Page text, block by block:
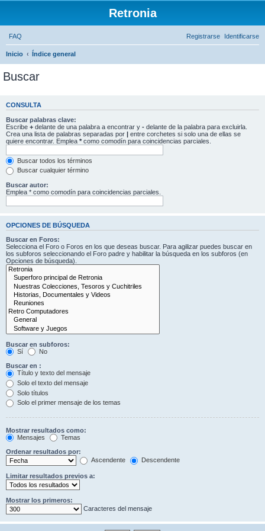
Retronia
FAQ Identificarse
Registrarse
Inicio Índice general
Buscar
CONSULTA
Buscar palabras clave:
Escribe + delante de una palabra a encontrar y - delante de la palabra para excluirla.
Crea una lista de palabras separadas por | entre corchetes si solo una de ellas se
quiere encontrar. Emplea * como comodín para coincidencias parciales.
Buscar todos los términos
Buscar cualquier término
Buscar autor:
Emplea * como comodín para coincidencias parciales.
OPCIONES DE BÚSQUEDA
Buscar en Foros:
Selecciona el Foro o Foros en los que deseas buscar. Para agilizar puedes buscar en
los subforos seleccionando el Foro padre y habilitar la búsqueda en los subforos (en
Opciones de búsqueda).
Buscar en subforos:
Sí
No
Buscar en :
Título y texto del mensaje
Solo el texto del mensaje
Solo títulos
Solo el primer mensaje de los temas
Mostrar resultados como:
Mensajes
Temas
Ordenar resultados por:
Ascendente
Descendente
Limitar resultados previos a:
Mostrar los primeros:
Caracteres del mensaje